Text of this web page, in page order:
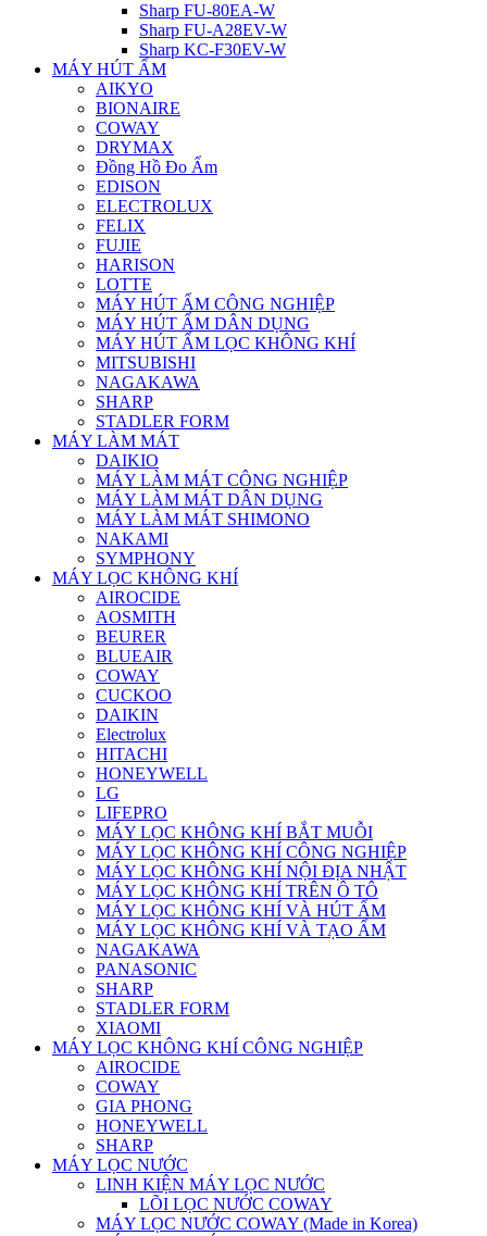
Sharp FU-80EA-W
Sharp FU-A28EV-W
Sharp KC-F30EV-W
MÁY HÚT ẨM
AIKYO
BIONAIRE
COWAY
DRYMAX
Đồng Hồ Đo Ẩm
EDISON
ELECTROLUX
FELIX
FUJIE
HARISON
LOTTE
MÁY HÚT ẨM CÔNG NGHIỆP
MÁY HÚT ẨM DÂN DỤNG
MÁY HÚT ẨM LỌC KHÔNG KHÍ
MITSUBISHI
NAGAKAWA
SHARP
STADLER FORM
MÁY LÀM MÁT
DAIKIO
MÁY LÀM MÁT CÔNG NGHIỆP
MÁY LÀM MÁT DÂN DỤNG
MÁY LÀM MÁT SHIMONO
NAKAMI
SYMPHONY
MÁY LỌC KHÔNG KHÍ
AIROCIDE
AOSMITH
BEURER
BLUEAIR
COWAY
CUCKOO
DAIKIN
Electrolux
HITACHI
HONEYWELL
LG
LIFEPRO
MÁY LỌC KHÔNG KHÍ BẮT MUỖI
MÁY LỌC KHÔNG KHÍ CÔNG NGHIỆP
MÁY LỌC KHÔNG KHÍ NỘI ĐỊA NHẬT
MÁY LỌC KHÔNG KHÍ TRÊN Ô TÔ
MÁY LỌC KHÔNG KHÍ VÀ HÚT ẨM
MÁY LỌC KHÔNG KHÍ VÀ TẠO ẨM
NAGAKAWA
PANASONIC
SHARP
STADLER FORM
XIAOMI
MÁY LỌC KHÔNG KHÍ CÔNG NGHIỆP
AIROCIDE
COWAY
GIA PHONG
HONEYWELL
SHARP
MÁY LỌC NƯỚC
LINH KIỆN MÁY LỌC NƯỚC
LÕI LỌC NƯỚC COWAY
MÁY LỌC NƯỚC COWAY (Made in Korea)